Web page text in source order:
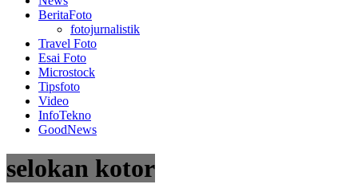
Fotografi
TerpercayaBeritaFoto
fotojurnalistik
Travel Foto
Esai Foto
Microstock
Tipsfoto
Video
InfoTekno
GoodNews
selokan kotor